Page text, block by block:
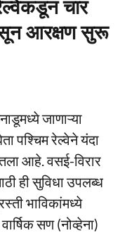
चार
आरक्षण सुरू
जाणाऱ्या
पश्चिम रेल्वेने यंदा
आहे. वसई-विरार
ही सुविधा उपलब्ध
भाविकांमध्ये
सण (नोव्हेना)